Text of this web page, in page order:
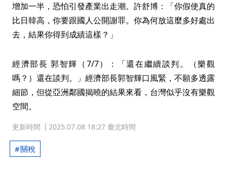
增加一半，恐怕引發產業出走潮。許舒博：「你假使真的
比日韓高，你要跟國人公開謝罪。你為何放這麼多好處出
去，結果你得到成績這樣？」
經濟部長 郭智輝（7/7）：「還在繼續談判。（樂觀
嗎？）還在談判。」經濟部長郭智輝口風緊，不願多透露
細節，但從亞洲鄰國揭曉的結果來看，台灣似乎沒有樂觀
空間。
更新時間 2025.07.08 18:27 臺北時間
關稅